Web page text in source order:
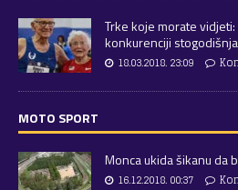
Trke koje morate
konkurenciji
18.03.2018. 23:09
MOTO SPORT
Monca ukida šikanu da
16.12.2018. 00:37